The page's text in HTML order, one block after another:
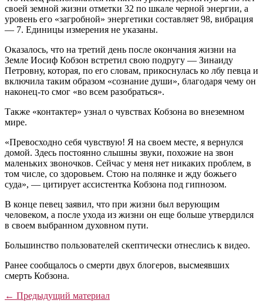
своей земной жизни отметки 32 по шкале черной энергии, а
уровень его «загробной» энергетики составляет 98, вибрация
— 7. Единицы измерения не указаны.
Оказалось, что на третий день после окончания жизни на
Земле Иосиф Кобзон встретил свою подругу — Зинаиду
Петровну, которая, по его словам, прикоснулась ко лбу певца и
включила таким образом «сознание души», благодаря чему он
наконец-то смог «во всем разобраться».
Также «контактер» узнал о чувствах Кобзона во внеземном
мире.
«Превосходно себя чувствую! Я на своем месте, я вернулся
домой. Здесь постоянно слышны звуки, похожие на звон
маленьких звоночков. Сейчас у меня нет никаких проблем, в
том числе, со здоровьем. Стою на полянке и жду божьего
суда», — цитирует ассистентка Кобзона под гипнозом.
В конце певец заявил, что при жизни был верующим
человеком, а после ухода из жизни он еще больше утвердился
в своем выбранном духовном пути.
Большинство пользователей скептически отнеслись к видео.
Ранее сообщалось о смерти двух блогеров, высмеявших
смерть Кобзона.
← Предыдущий материал